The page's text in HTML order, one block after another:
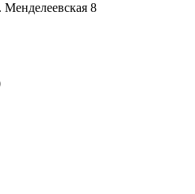
Менделеевская 8